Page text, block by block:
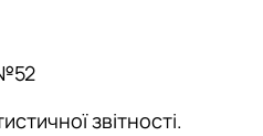
звітності.